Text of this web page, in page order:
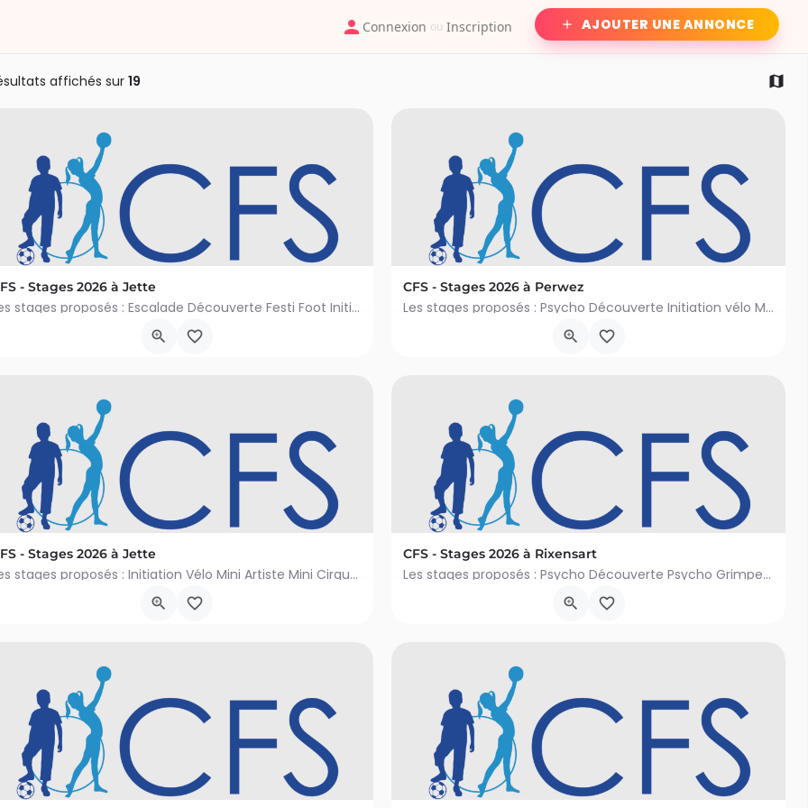
Connexion ou Inscription AJOUTER UNE ANNONCE
affichés sur 19
- Stages 2026 à Jette
Les stages proposés : Escalade Découverte Festi Foot Initiation Vélo Mini Danse Mini Gym Mini…
Avenue du Comté de Jette 3, Jette
CFS - Stages 2026 à Perwez
Les stages proposés : Psycho Découverte Initiation vélo Mini Gym Mini Multisports Mini Danse &…
Rue des Marronniers 17, Perwez
- Stages 2026 à Jette
Les stages proposés : Initiation Vélo Mini Artiste Mini Cirque Mini Danse Mini Multisports Princesses…
CFS - Stages 2026 à Rixensart
Les stages proposés : Psycho Découverte Psycho Grimpette Festi Foot Mini Cirque Mini Danse &…
Avenue Clermont Tonnerre 26, Rixensart